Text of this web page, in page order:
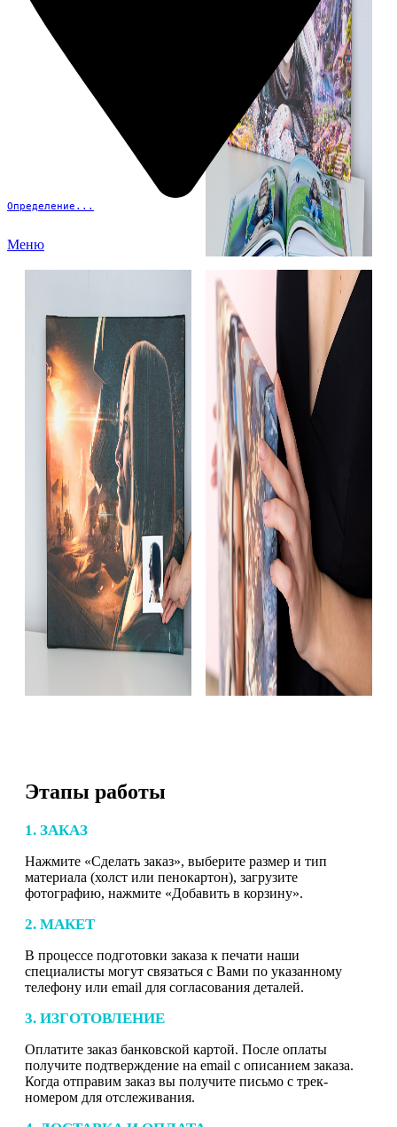
Определение...
Меню
Этапы работы
1. ЗАКАЗ
Нажмите «Сделать заказ», выберите размер и тип
материала (холст или пенокартон), загрузите
фотографию, нажмите «Добавить в корзину».
2. МАКЕТ
В процессе подготовки заказа к печати наши
специалисты могут связаться с Вами по указанному
телефону или email для согласования деталей.
3. ИЗГОТОВЛЕНИЕ
Оплатите заказ банковской картой. После оплаты
получите подтверждение на email с описанием заказа.
Когда отправим заказ вы получите письмо с трек-
номером для отслеживания.